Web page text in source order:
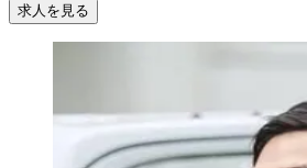
求人を見る